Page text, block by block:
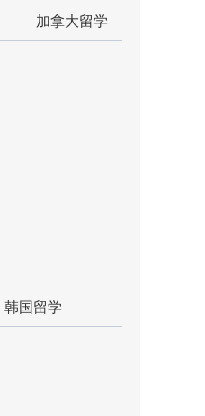
加拿大留学
韩国留学